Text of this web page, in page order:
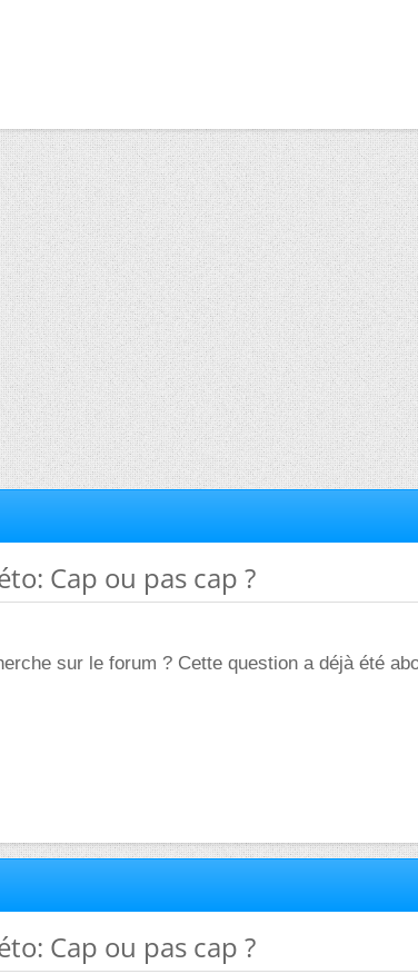
Cap ou pas cap ?
sur le forum ? Cette question a déjà été
Cap ou pas cap ?